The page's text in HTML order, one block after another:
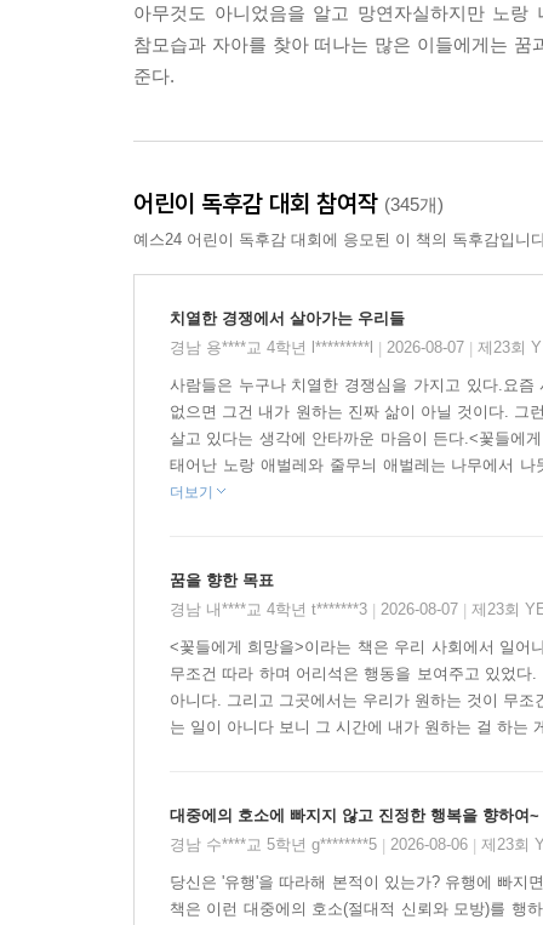
아무것도 아니었음을 알고 망연자실하지만 노
참모습과 자아를 찾아 떠나는 많은 이들에게는
준다.
어린이 독후감 대회 참여작 (345개)
예스24 어린이 독후감 대회에 응모된 이 책의 독후감입니
치열한 경쟁에서 살아가는 우리들
경남 용****교 4학년 l*********l
2026-08-07 제23회
사람들은 누구나 치열한 경쟁심을 가지고 있다.요
없으면 그건 내가 원하는 진짜 삶이 아닐 것이다. 그
살고 있다는 생각에 안타까운 마음이 든다.<꽃들에
태어난 노랑 애벌레와 줄무늬 애벌레는 나무에서
더보기
꿈을 향한 목표
경남 내****교 4학년 t*******3
2026-08-07 제23회
<꽃들에게 희망을>이라는 책은 우리 사회에서 일
무조건 따라 하며 어리석은 행동을 보여주고 있었
아니다. 그리고 그곳에서는 우리가 원하는 것이 무
는 일이 아니다 보니 그 시간에 내가 원하는 걸 하는
대중에의 호소에 빠지지 않고 진정한 행복을 향하여~
경남 수****교 5학년 g********5
2026-08-06 제23회
당신은 '유행'을 따라해 본적이 있는가? 유행에 빠지
책은 이런 대중에의 호소(절대적 신뢰와 모방)를 행